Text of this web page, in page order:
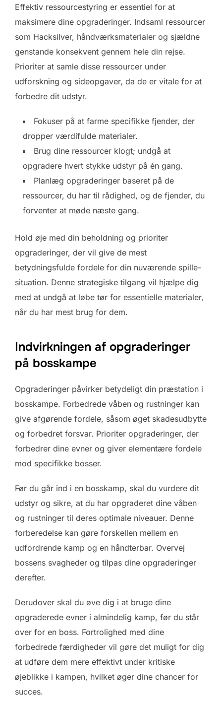
Effektiv ressourcestyring er essentiel for at
maksimere dine opgraderinger. Indsaml ressourcer
som Hacksilver, håndværksmaterialer og sjældne
genstande konsekvent gennem hele din rejse.
Prioriter at samle disse ressourcer under
udforskning og sideopgaver, da de er vitale for at
forbedre dit udstyr.
Fokuser på at farme specifikke fjender, der
dropper værdifulde materialer.
Brug dine ressourcer klogt; undgå at
opgradere hvert stykke udstyr på én gang.
Planlæg opgraderinger baseret på de
ressourcer, du har til rådighed, og de fjender, du
forventer at møde næste gang.
Hold øje med din beholdning og prioriter
opgraderinger, der vil give de mest
betydningsfulde fordele for din nuværende spille-
situation. Denne strategiske tilgang vil hjælpe dig
med at undgå at løbe tør for essentielle materialer,
når du har mest brug for dem.
Indvirkningen af opgraderinger
på bosskampe
Opgraderinger påvirker betydeligt din præstation i
bosskampe. Forbedrede våben og rustninger kan
give afgørende fordele, såsom øget skadesudbytte
og forbedret forsvar. Prioriter opgraderinger, der
forbedrer dine evner og giver elementære fordele
mod specifikke bosser.
Før du går ind i en bosskamp, skal du vurdere dit
udstyr og sikre, at du har opgraderet dine våben
og rustninger til deres optimale niveauer. Denne
forberedelse kan gøre forskellen mellem en
udfordrende kamp og en håndterbar. Overvej
bossens svagheder og tilpas dine opgraderinger
derefter.
Derudover skal du øve dig i at bruge dine
opgraderede evner i almindelig kamp, før du står
over for en boss. Fortrolighed med dine
forbedrede færdigheder vil gøre det muligt for dig
at udføre dem mere effektivt under kritiske
øjeblikke i kampen, hvilket øger dine chancer for
succes.